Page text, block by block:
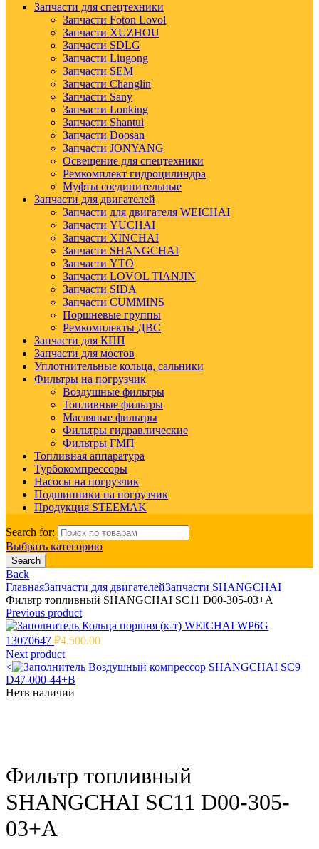
Запчасти для спецтехники
Запчасти Foton Lovol
Запчасти XUZHOU
Запчасти SDLG
Запчасти Liugong
Запчасти SEM
Запчасти Changlin
Запчасти Sany
Запчасти Lonking
Запчасти Shantui
Запчасти Doosan
Запчасти JONYANG
Освещение для спецтехники
Ремкомплект гидроцилиндра
Муфты соединительные
Запчасти для двигателей
Запчасти для двигателя WEICHAI
Запчасти YUCHAI
Запчасти XINCHAI
Запчасти SHANGCHAI
Запчасти YTO
Запчасти LOVOL TIANJIN
Запчасти SIDA
Запчасти CUMMINS
Поршневые группы
Ремкомплекты ДВС
Запчасти для КПП
Запчасти для мостов
Уплотнительные кольца, сальники
Фильтры на погрузчик
Воздушные фильтры
Топливные фильтры
Масляные фильтры
Фильтры гидравлические
Фильтры ГМП
Топливная аппаратура
Турбокомпрессоры
Насосы на погрузчик
Подшипники на погрузчик
Продукция STEEMAK
Search for:
Выбрать категорию
Search
Back
ГлавнаяЗапчасти для двигателейЗапчасти SHANGCHAI
Фильтр топливный SHANGCHAI SC11 D00-305-03+A
Previous product
Кольца поршня (к-т) WEICHAI WP6G
13070647 ₽4,500.00
Next product
<
Воздушный компрессор SHANGCHAI SC9
D47-000-44+B
Нетв наличии
Фильтр топливный
SHANGCHAI SC11 D00-305-
03+A